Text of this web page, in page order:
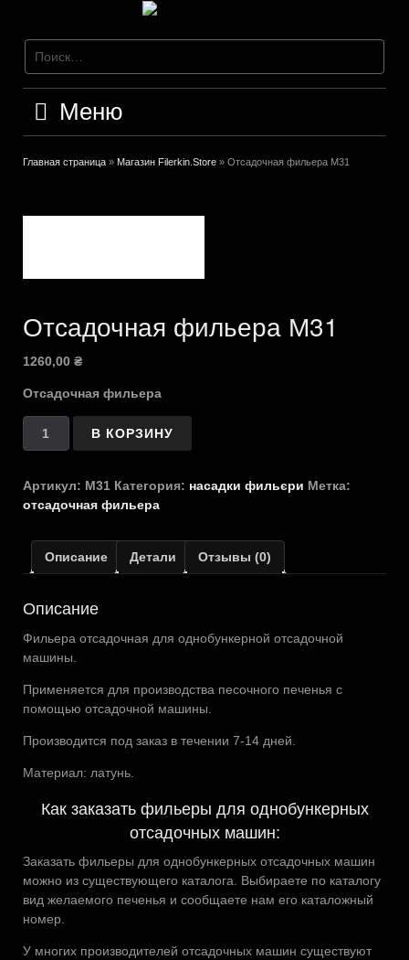
содержимому
Меню
Главная страница » Магазин Filerkin.Store » Отсадочная фильера М31
Отсадочная фильера М31
1260,00 ₴
Отсадочная фильера
фильера
М31
В КОРЗИНУ
Артикул: М31 Категория: насадки фильєри Метка:
отсадочная фильера
Описание Детали Отзывы (0)
Описание
Фильера отсадочная для однобункерной отсадочной
машины.
Применяется для производства песочного печенья с
помощью отсадочной машины.
Производится под заказ в течении 7-14 дней.
Материал: латунь.
Как заказать фильеры для однобункерных
отсадочных машин:
Заказать фильеры для однобункерных отсадочных машин
можно из существующего каталога. Выбираете по каталогу
вид желаемого печенья и сообщаете нам его каталожный
номер.
У многих производителей отсадочных машин существуют